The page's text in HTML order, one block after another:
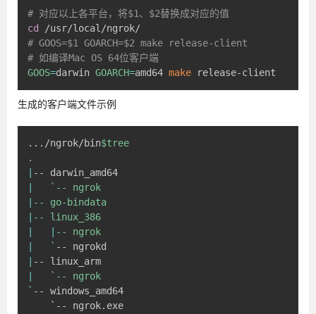
# 对应以上各平台，将$1、$2替换成对应的值
cd
# GOOS=$1 GOARCH=$2 make release-client
# 如编译Mac OS 64位客户端
GOOS=darwin GOARCH=amd64 make release-client
生成的客户端文件示例
.. ./ngrok/bin$tree
.
`
`
`
` -- windows_amd64
    `-- ngrok.exe